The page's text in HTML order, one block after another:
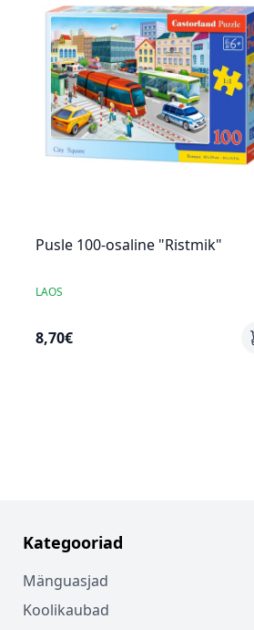
Pusle 100-osaline "Ristmik"
LAOS
8,70€
Kategooriad
Mänguasjad
Koolikaubad